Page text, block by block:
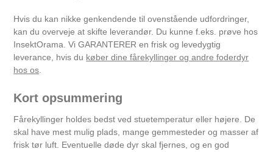
Hvis du kan nikke genkendende til ovenstående udfordringer,
kan du overveje at skifte leverandør. Du kunne f.eks. prøve hos
InsektOrama. Vi GARANTERER en frisk og levedygtig
leverance, hvis du køber dine fårekyllinger og andre foderdyr
hos os.
Kort opsummering
Fårekyllinger holdes bedst ved stuetemperatur eller højere. De
skal have mest mulig plads, mange gemmesteder og masser af
frisk tør luft. Eventuelle døde dyr skal fjernes, og en god